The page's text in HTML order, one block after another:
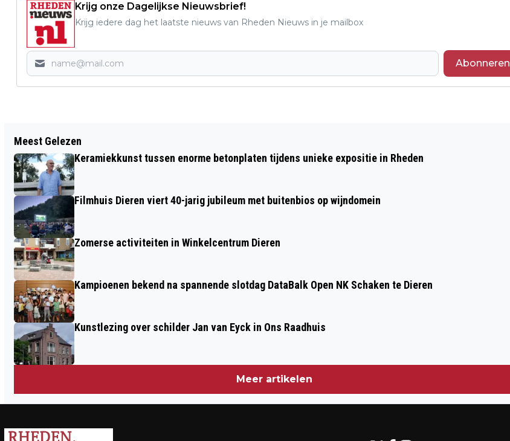
Krijg onze Dagelijkse Nieuwsbrief!
Krijg iedere dag het laatste nieuws van Rheden Nieuws in je mailbox
Abonneren
KINDERKLEDING EN SPEELGOEDBEURS IN
DE STEEG
DIERENTEHUIS IN GESPREK OVER
Meest Gelezen
Keramiekkunst tussen enorme betonplaten tijdens unieke expositie in Rheden
Filmhuis Dieren viert 40-jarig jubileum met buitenbios op wijndomein
Zomerse activiteiten in Winkelcentrum Dieren
Kampioenen bekend na spannende slotdag DataBalk Open NK Schaken te Dieren
Kunstlezing over schilder Jan van Eyck in Ons Raadhuis
Meer artikelen